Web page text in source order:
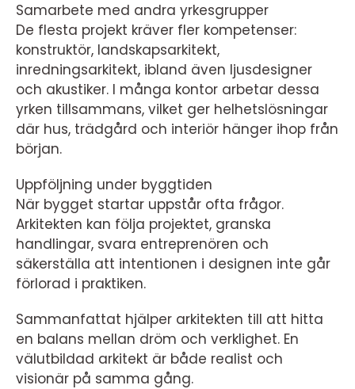
Samarbete med andra yrkesgrupper
De flesta projekt kräver fler kompetenser:
konstruktör, landskapsarkitekt,
inredningsarkitekt, ibland även ljusdesigner
och akustiker. I många kontor arbetar dessa
yrken tillsammans, vilket ger helhetslösningar
där hus, trädgård och interiör hänger ihop från
början.
Uppföljning under byggtiden
När bygget startar uppstår ofta frågor.
Arkitekten kan följa projektet, granska
handlingar, svara entreprenören och
säkerställa att intentionen i designen inte går
förlorad i praktiken.
Sammanfattat hjälper arkitekten till att hitta
en balans mellan dröm och verklighet. En
välutbildad arkitekt är både realist och
visionär på samma gång.